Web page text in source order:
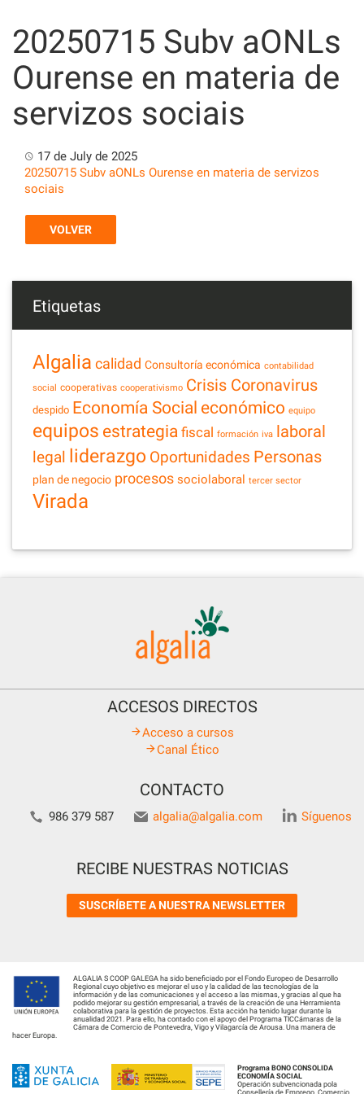
content
20250715 Subv aONLs
Ourense en materia de
servizos sociais
17 de July de 2025
20250715 Subv aONLs Ourense en materia de servizos
sociais
VOLVER
Etiquetas
Algalia calidad Consultoría económica contabilidad
social cooperativas cooperativismo Crisis Coronavirus
despido Economía Social económico equipo
equipos estrategia fiscal formación iva laboral
legal liderazgo Oportunidades Personas
plan de negocio procesos sociolaboral tercer sector
Virada
ACCESOS DIRECTOS
Acceso a cursos
Canal Ético
CONTACTO
986 379 587 algalia@algalia.com Síguenos
RECIBE NUESTRAS NOTICIAS
SUSCRÍBETE A NUESTRA NEWSLETTER
ALGALIA S COOP GALEGA ha sido beneficiado por el Fondo Europeo de Desarrollo
Regional cuyo objetivo es mejorar el uso y la calidad de las tecnologías de la
información y de las comunicaciones y el acceso a las mismas, y gracias al que ha
podido mejorar su gestión empresarial, a través de la creación de una Herramienta
colaborativa para la gestión de proyectos. Esta acción ha tenido lugar durante la
anualidad 2021. Para ello, ha contado con el apoyo del Programa TICCámaras de la
Cámara de Comercio de Pontevedra, Vigo y Vilagarcía de Arousa. Una manera de
hacer Europa.
Programa BONO CONSOLIDA
ECONOMÍA SOCIAL
Operación subvencionada pola